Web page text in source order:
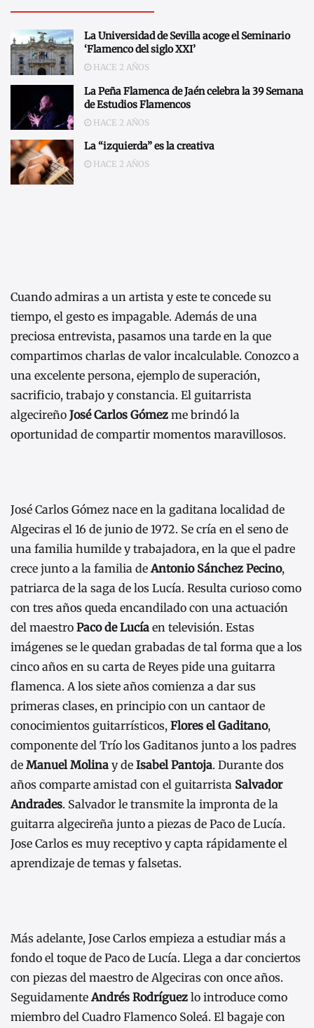
La Universidad de Sevilla acoge el Seminario
‘Flamenco del siglo XXI’
HACE 2 AÑOS
La Peña Flamenca de Jaén celebra la 39 Semana
de Estudios Flamencos
HACE 2 AÑOS
La “izquierda” es la creativa
HACE 2 AÑOS
Cuando admiras a un artista y este te concede su
tiempo, el gesto es impagable. Además de una
preciosa entrevista, pasamos una tarde en la que
compartimos charlas de valor incalculable. Conozco a
una excelente persona, ejemplo de superación,
sacrificio, trabajo y constancia. El guitarrista
algecireño José Carlos Gómez me brindó la
oportunidad de compartir momentos maravillosos.
José Carlos Gómez nace en la gaditana localidad de
Algeciras el 16 de junio de 1972. Se cría en el seno de
una familia humilde y trabajadora, en la que el padre
crece junto a la familia de Antonio Sánchez Pecino,
patriarca de la saga de los Lucía. Resulta curioso como
con tres años queda encandilado con una actuación
del maestro Paco de Lucía en televisión. Estas
imágenes se le quedan grabadas de tal forma que a los
cinco años en su carta de Reyes pide una guitarra
flamenca. A los siete años comienza a dar sus
primeras clases, en principio con un cantaor de
conocimientos guitarrísticos, Flores el Gaditano,
componente del Trío los Gaditanos junto a los padres
de Manuel Molina y de Isabel Pantoja. Durante dos
años comparte amistad con el guitarrista Salvador
Andrades. Salvador le transmite la impronta de la
guitarra algecireña junto a piezas de Paco de Lucía.
Jose Carlos es muy receptivo y capta rápidamente el
aprendizaje de temas y falsetas.
Más adelante, Jose Carlos empieza a estudiar más a
fondo el toque de Paco de Lucía. Llega a dar conciertos
con piezas del maestro de Algeciras con once años.
Seguidamente Andrés Rodríguez lo introduce como
miembro del Cuadro Flamenco Soleá. El bagaje con